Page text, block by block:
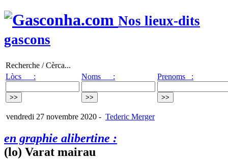
Nos lieux-dits
gascons
Recherche / Cèrca...
Lòcs :
Noms : Prenoms :
vendredi 27 novembre 2020 - Tederic Merger
en graphie alibertine :
(lo) Varat mairau